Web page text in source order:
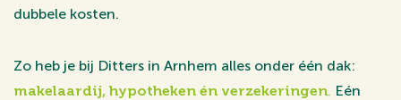
dubbele kosten.
Zo heb je bij Ditters in Arnhem alles onder één dak:
makelaardij, hypotheken én verzekeringen. Eén